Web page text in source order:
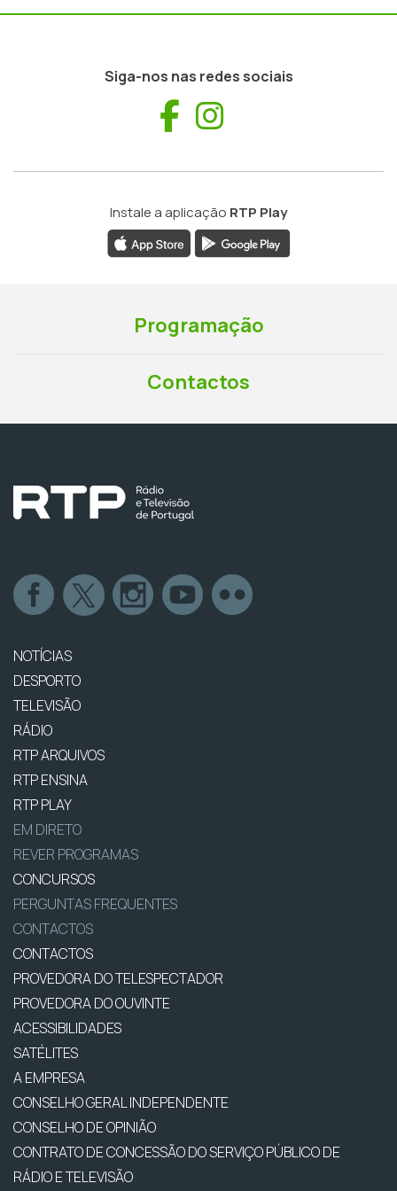
Siga-nos nas redes sociais
Facebook
Instale a aplicação RTP Play
Programação
Contactos
NOTÍCIAS
DESPORTO
TELEVISÃO
RÁDIO
RTP ARQUIVOS
RTP ENSINA
RTP PLAY
EM DIRETO
REVER PROGRAMAS
CONCURSOS
PERGUNTAS FREQUENTES
CONTACTOS
CONTACTOS
PROVEDORA DO TELESPECTADOR
PROVEDORA DO OUVINTE
ACESSIBILIDADES
SATÉLITES
A EMPRESA
CONSELHO GERAL INDEPENDENTE
CONSELHO DE OPINIÃO
CONTRATO DE CONCESSÃO DO SERVIÇO PÚBLICO DE
RÁDIO E TELEVISÃO